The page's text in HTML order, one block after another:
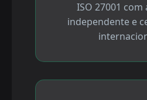
ISO 27001
independente e